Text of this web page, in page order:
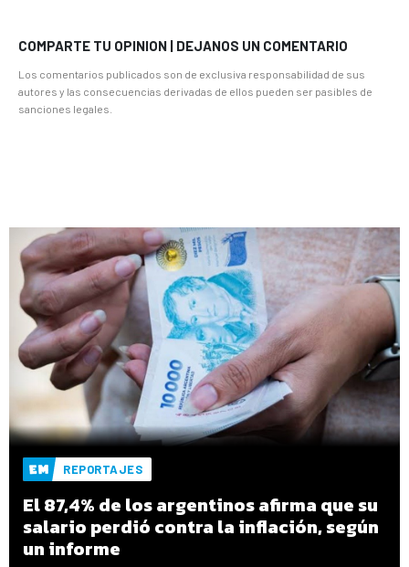
COMPARTE TU OPINION | DEJANOS UN COMENTARIO
Los comentarios publicados son de exclusiva responsabilidad de sus
autores y las consecuencias derivadas de ellos pueden ser pasibles de
sanciones legales.
REPORTAJES
El 87,4% de los argentinos afirma que su
salario perdió contra la inflación, según
un informe